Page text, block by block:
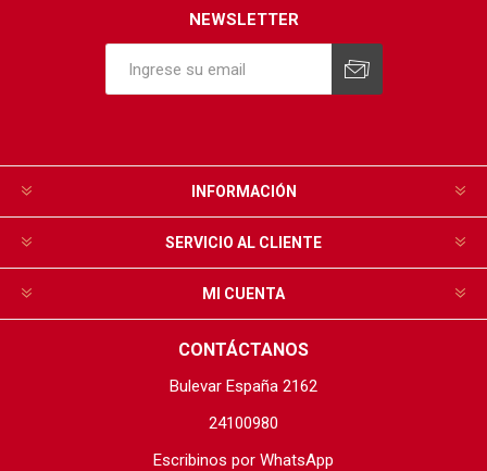
NEWSLETTER
INFORMACIÓN
SERVICIO AL CLIENTE
MI CUENTA
CONTÁCTANOS
Bulevar España 2162
24100980
Escribinos por WhatsApp